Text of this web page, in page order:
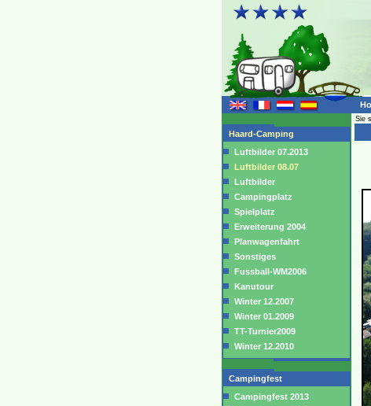
Haard-Camping
Luftbilder 07.2013
Luftbilder 08.07
Luftbilder
Campingplatz
Spielplatz
Erweiterung 2004
Planwagenfahrt
Sonstiges
Fussball-WM2006
Kanutour
Winter 12.2007
Winter 01.2009
TT-Turnier2009
Winter 12.2010
Campingfest
Campingfest 2013
Sie